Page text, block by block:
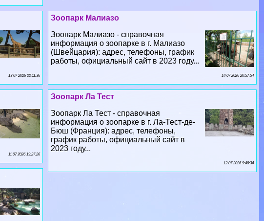
Зоопарк Малиазо
Зоопарк Малиазо - справочная
информация о зоопарке в г. Малиазо
(Швейцария): адрес, телефоны, график
работы, официальный сайт в 2023 году...
14 07 2026 20:57:54
13 07 2026 22:11:36
Зоопарк Ла Тест
Зоопарк Ла Тест - справочная
информация о зоопарке в г. Ла-Тест-де-
Бюш (Франция): адрес, телефоны,
график работы, официальный сайт в
2023 году...
12 07 2026 9:48:34
11 07 2026 19:27:26